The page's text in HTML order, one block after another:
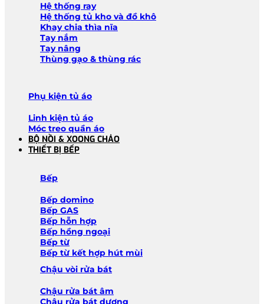
Hệ thống ray
Hệ thống tủ kho và đồ khô
Khay chia thìa nĩa
Tay nắm
Tay nâng
Thùng gạo & thùng rác
Phụ kiện tủ áo
Linh kiện tủ áo
Móc treo quần áo
BỘ NỒI & XOONG CHẢO
THIẾT BỊ BẾP
Bếp
Bếp domino
Bếp GAS
Bếp hỗn hợp
Bếp hồng ngoại
Bếp từ
Bếp từ kết hợp hút mùi
Chậu vòi rửa bát
Chậu rửa bát âm
Chậu rửa bát dương